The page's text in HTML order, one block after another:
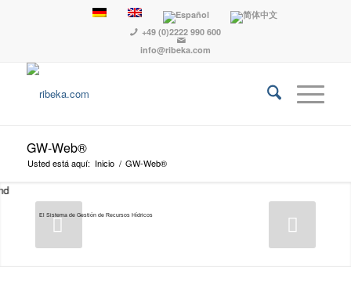
+49 (0)2222 990 600
info@ribeka.com
GW-Web®
Usted está aquí: Inicio / GW-Web®
El Sistema de Gestión de Recursos Hídricos